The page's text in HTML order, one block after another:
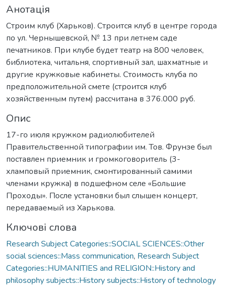
Анотація
Строим клуб (Харьков). Строится клуб в центре города
по ул. Чернышевской, № 13 при летнем саде
печатников. При клубе будет театр на 800 человек,
библиотека, читальня, спортивный зал, шахматные и
другие кружковые кабинеты. Стоимость клуба по
предположительной смете (строится клуб
хозяйственным путем) рассчитана в 376.000 руб.
Опис
17-го июля кружком радиолюбителей
Правительственной типографии им. Тов. Фрунзе был
поставлен приемник и громкоговоритель (3-
хламповый приемник, смонтированный самими
членами кружка) в подшефном селе «Большие
Проходы». После установки был слышен концерт,
передаваемый из Харькова.
Ключові слова
Research Subject Categories::SOCIAL SCIENCES::Other
social sciences::Mass communication, Research Subject
Categories::HUMANITIES and RELIGION::History and
philosophy subjects::History subjects::History of technology